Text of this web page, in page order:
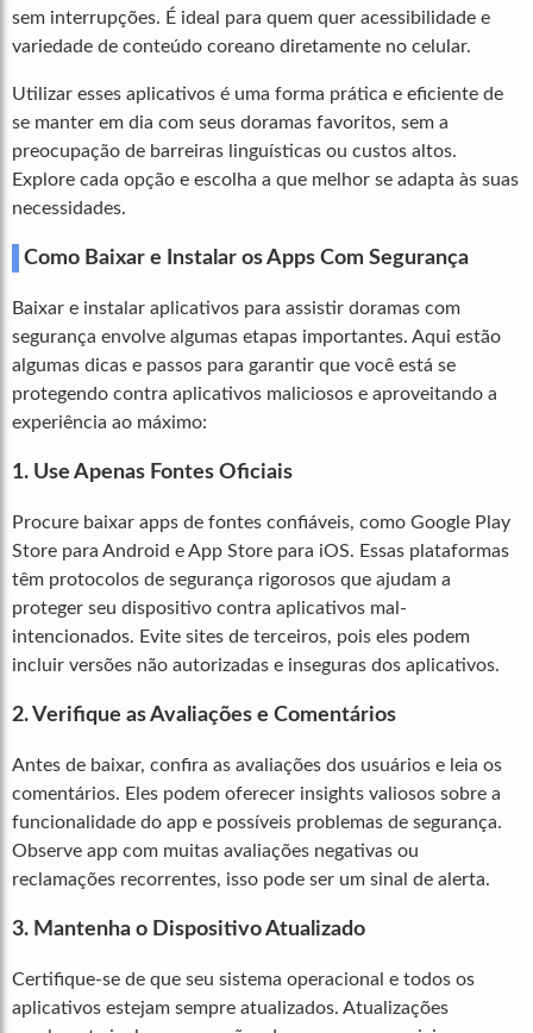
sem interrupções. É ideal para quem quer acessibilidade e
variedade de conteúdo coreano diretamente no celular.
Utilizar esses aplicativos é uma forma prática e eficiente de
se manter em dia com seus doramas favoritos, sem a
preocupação de barreiras linguísticas ou custos altos.
Explore cada opção e escolha a que melhor se adapta às suas
necessidades.
Como Baixar e Instalar os Apps Com Segurança
Baixar e instalar aplicativos para assistir doramas com
segurança envolve algumas etapas importantes. Aqui estão
algumas dicas e passos para garantir que você está se
protegendo contra aplicativos maliciosos e aproveitando a
experiência ao máximo:
1. Use Apenas Fontes Oficiais
Procure baixar apps de fontes confiáveis, como Google Play
Store para Android e App Store para iOS. Essas plataformas
têm protocolos de segurança rigorosos que ajudam a
proteger seu dispositivo contra aplicativos mal-
intencionados. Evite sites de terceiros, pois eles podem
incluir versões não autorizadas e inseguras dos aplicativos.
2. Verifique as Avaliações e Comentários
Antes de baixar, confira as avaliações dos usuários e leia os
comentários. Eles podem oferecer insights valiosos sobre a
funcionalidade do app e possíveis problemas de segurança.
Observe app com muitas avaliações negativas ou
reclamações recorrentes, isso pode ser um sinal de alerta.
3. Mantenha o Dispositivo Atualizado
Certifique-se de que seu sistema operacional e todos os
aplicativos estejam sempre atualizados. Atualizações